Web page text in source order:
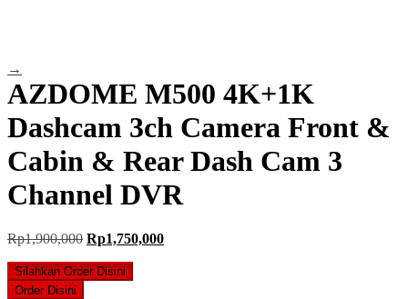
→
AZDOME M500 4K+1K
Dashcam 3ch Camera Front &
Cabin & Rear Dash Cam 3
Channel DVR
Rp1,900,000 Original
was:
Rp1,750,000Current
Silahkan Order Disini
Order Disini